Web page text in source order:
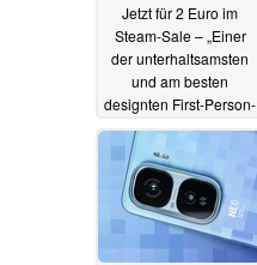
Jetzt für 2 Euro im
Steam-Sale – „Einer
der unterhaltsamsten
und am besten
designten First-Person-
Shooter aller Zeiten“
14.05.2025